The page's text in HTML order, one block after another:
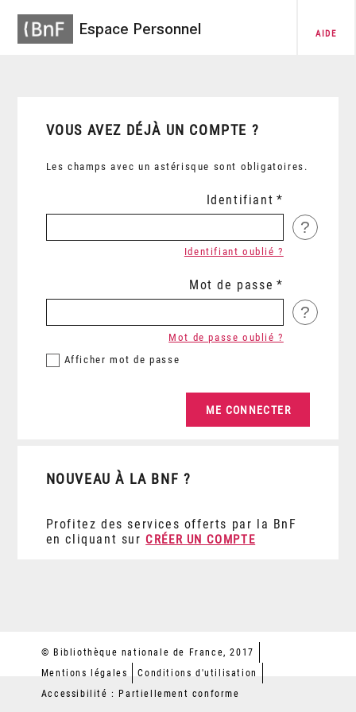
Espace Personnel AIDE
VOUS AVEZ DÉJÀ UN COMPTE ?
Les champs avec un astérisque sont obligatoires.
Identifiant
?
Identifiant oublié ?
Mot de passe
?
Afficher mot de passe
Mot de passe oublié ?
NOUVEAU À LA BNF ?
Profitez des services offerts par la BnF
en cliquant sur CRÉER UN COMPTE
© Bibliothèque nationale de France, 2017
Mentions légales
Conditions d'utilisation
Accessibilité : Partiellement conforme